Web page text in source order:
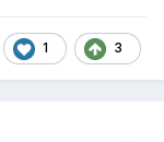
1 3